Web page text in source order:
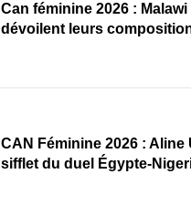
‎Can féminine 2026 :
dévoilent leurs
‎CAN Féminine 2026 : Aline
sifflet du duel Égypte-